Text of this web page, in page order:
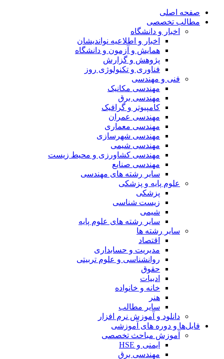
صفحه اصلی
مطالب تخصصی
اخبار و دانشگاه
اخبار و اطلاعیه نواندیشان
همایش و آزمون و دانشگاه
پژوهش و گزارش
فناوری و تکنولوژی روز
فنی و مهندسی
مهندسی مکانیک
مهندسی برق
کامپیوتر و گرافیک
مهندسی عمران
مهندسی معماری
مهندسی شهرسازی
مهندسی شیمی
مهندسی کشاورزی و محیط زیست
مهندسی صنایع
سایر رشته های مهندسی
علوم پایه و پزشکی
پزشکی
زیست شناسی
شیمی
سایر رشته های علوم پایه
سایر رشته ها
اقتصاد
مدیریت و حسابداری
روانشناسی و علوم تربیتی
حقوق
ادبیات
خانه و خانواده
هنر
سایر مطالب
دانلود و آموزش نرم افزار
فایل‌ها و دوره های آموزشی
آموزش مباحث تخصصی
ایمنی و HSE
مهندسی برق